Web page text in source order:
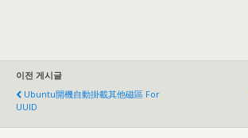
이전 게시글
Ubuntu開機自動掛載其他磁區 For
UUID